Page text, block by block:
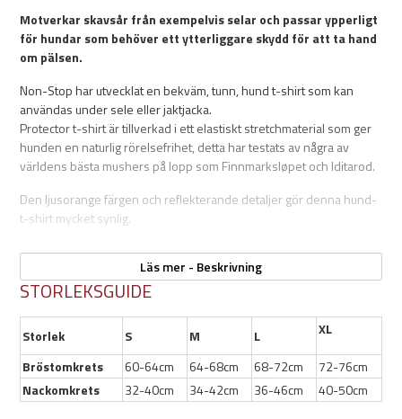
Motverkar skavsår från exempelvis selar och passar ypperligt
för hundar som behöver ett ytterliggare skydd för att ta hand
om pälsen.
Non-Stop har utvecklat en bekväm, tunn, hund t-shirt som kan
användas under sele eller jaktjacka.
Protector t-shirt är tillverkad i ett elastiskt stretchmaterial som ger
hunden en naturlig rörelsefrihet, detta har testats av några av
världens bästa mushers på lopp som Finnmarksløpet och Iditarod.
Den ljusorange färgen och reflekterande detaljer gör denna hund-
t-shirt mycket synlig.
Passar till mushing, löpning, skidåkning och bikejoring. Fungerar
också bra till vardagspromenaden som ett extra skydd under selen.
Egenskaper:
4-vägsstretch
Reflekterande detaljer
Hållbara sömmar runt öppningar
Läs mer - Beskrivning
STORLEKSGUIDE
Storlek S M L
XL
Bröstomkrets
60-64cm 64-68cm 68-72cm
72-76cm
Nackomkrets
32-40cm 34-42cm 36-46cm 40-50cm